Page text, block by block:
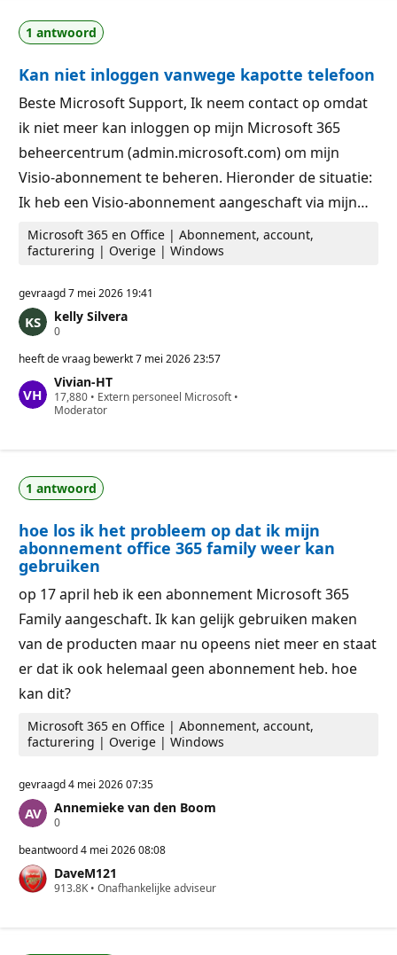
u
n
t
n
a
t
i
p
n
t
e
1 antwoord
Kan niet inloggen vanwege kapotte telefoon
Beste Microsoft Support, Ik neem contact op omdat
ik niet meer kan inloggen op mijn Microsoft 365
beheercentrum (admin.microsoft.com) om mijn
Visio‑abonnement te beheren. Hieronder de situatie:
Ik heb een Visio‑abonnement aangeschaft via mijn…
Microsoft 365 en Office | Abonnement, account,
facturering | Overige | Windows
gevraagd7 mei 2026 19:41
kelly Silvera
0R
p
t
a
t
n
t
e
heeft de vraag bewerkt7 mei 2026 23:57
Vivian-HT
17,880 R
e
t
i
e
u
n
t
e
• Extern personeel Microsoft •
Moderator
1 antwoord
hoe los ik het probleem op dat ik mijn
abonnement office 365 family weer kan
gebruiken
op 17 april heb ik een abonnement Microsoft 365
Family aangeschaft. Ik kan gelijk gebruiken maken
van de producten maar nu opeens niet meer en staat
er dat ik ook helemaal geen abonnement heb. hoe
kan dit?
Microsoft 365 en Office | Abonnement, account,
facturering | Overige | Windows
gevraagd4 mei 2026 07:35
Annemieke van den Boom
0R
p
t
a
beantwoord4 mei 2026 08:08
DaveM121
913.8K R• Onafhankelijke adviseur